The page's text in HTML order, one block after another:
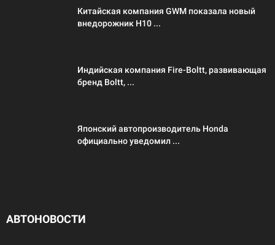
Китайская компания GWM показала новый
внедорожник H10 ...
Индийская компания Fire-Boltt, развивающая
бренд Boltt, ...
Японский автопроизводитель Honda
официально уведомил ...
АВТОНОВОСТИ